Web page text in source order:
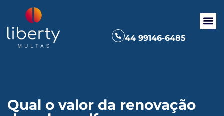
44 99146-6485
Qual o valor da renovação